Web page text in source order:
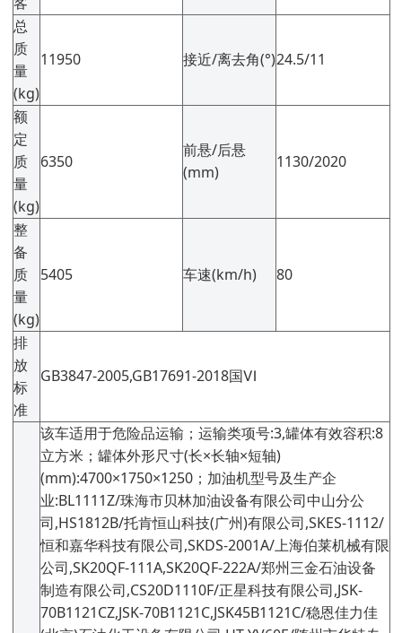
总
质
量
(kg)
11950 接近/离去角(°)24.5/11
额
定
质
量
(kg)
6350
前悬/后悬
(mm)
1130/2020
整
备
质
量
(kg)
5405 车速(km/h) 80
排
放
标
准
GB3847-2005,GB17691-2018国Ⅵ
该车适用于危险品运输；运输类项号:3,罐体有效容积:8
立方米；罐体外形尺寸(长×长轴×短轴)
(mm):4700×1750×1250；加油机型号及生产企
业:BL1111Z/珠海市贝林加油设备有限公司中山分公
司,HS1812B/托肯恒山科技(广州)有限公司,SKES-1112/
恒和嘉华科技有限公司,SKDS-2001A/上海伯莱机械有限
公司,SK20QF-111A,SK20QF-222A/郑州三金石油设备
制造有限公司,CS20D1110F/正星科技有限公司,JSK-
70B1121CZ,JSK-70B1121C,JSK45B1121C/稳恩佳力佳